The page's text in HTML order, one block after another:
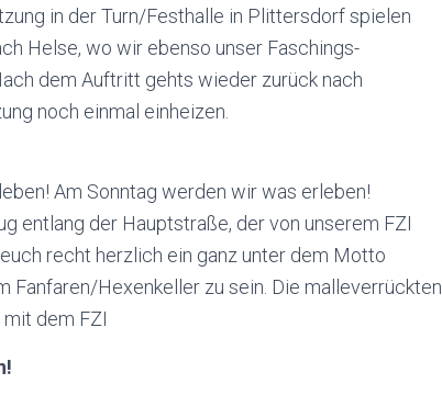
in der Turn/Festhalle in Plittersdorf spielen
Helse, wo wir ebenso unser Faschings-
dem Auftritt gehts wieder zurück nach
noch einmal einheizen.
Am Sonntag werden wir was erleben!
entlang der Hauptstraße, der von unserem FZI
recht herzlich ein ganz unter dem Motto
Fanfaren/Hexenkeller zu sein. Die malleverrückten
mit dem FZI
!